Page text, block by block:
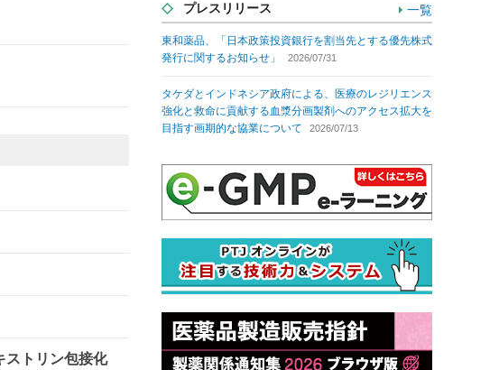
ストリン包接化
プレスリリース 一覧
東和薬品、「日本政策投資銀行を割当先とする優先株式
発行に関するお知らせ」
2026/07/31
タケダとインドネシア政府による、医療のレジリエンス
強化と救命に貢献する血漿分画製剤へのアクセス拡大を
目指す画期的な協業について
2026/07/13